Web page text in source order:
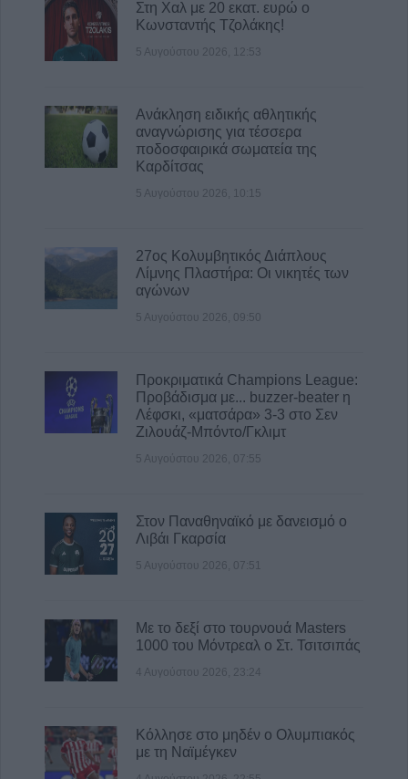
Στη Χαλ με 20 εκατ. ευρώ ο
Κωνσταντής Τζολάκης!
5 Αυγούστου 2026, 12:53
Ανάκληση ειδικής αθλητικής
αναγνώρισης για τέσσερα
ποδοσφαιρικά σωματεία της
Καρδίτσας
5 Αυγούστου 2026, 10:15
27ος Κολυμβητικός Διάπλους
Λίμνης Πλαστήρα: Οι νικητές των
αγώνων
5 Αυγούστου 2026, 09:50
Προκριματικά Champions League:
Προβάδισμα με... buzzer-beater η
Λέφσκι, «ματσάρα» 3-3 στο Σεν
Ζιλουάζ-Μπόντο/Γκλιμτ
5 Αυγούστου 2026, 07:55
Στον Παναθηναϊκό με δανεισμό ο
Λιβάι Γκαρσία
5 Αυγούστου 2026, 07:51
Με το δεξί στο τουρνουά Masters
1000 του Μόντρεαλ ο Στ. Τσιτσιπάς
4 Αυγούστου 2026, 23:24
Κόλλησε στο μηδέν ο Ολυμπιακός
με τη Ναϊμέγκεν